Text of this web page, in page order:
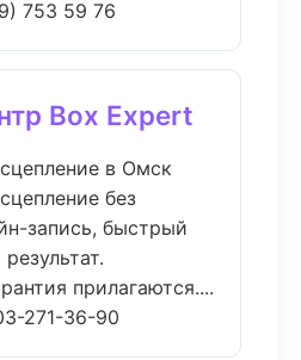
753 59 76
Box Expert
в Омск
без
запись, быстрый
прилагаются....
271-36-90